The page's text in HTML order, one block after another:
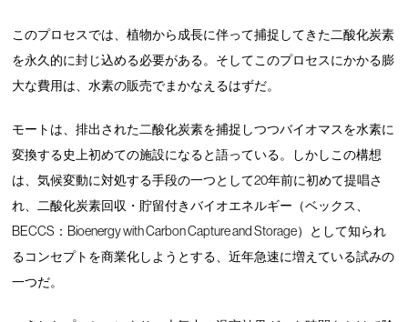
このプロセスでは、植物から成長に伴って捕捉してきた二酸化炭素
を永久的に封じ込める必要がある。そしてこのプロセスにかかる膨
大な費用は、水素の販売でまかなえるはずだ。
モートは、排出された二酸化炭素を捕捉しつつバイオマスを水素に
変換する史上初めての施設になると語っている。しかしこの構想
は、気候変動に対処する手段の一つとして20年前に初めて提唱さ
れ、二酸化炭素回収・貯留付きバイオエネルギー（ベックス、
BECCS：Bioenergy with Carbon Capture and Storage）として知られ
るコンセプトを商業化しようとする、近年急速に増えている試みの
一つだ。